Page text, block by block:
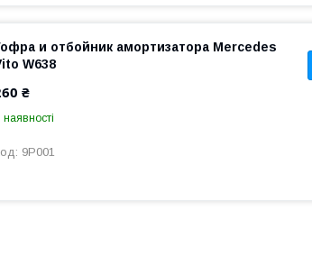
и отбойник амортизатора Mercedes
W638
₴
наявності
9P001